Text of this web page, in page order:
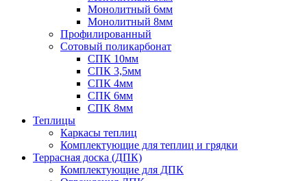
Монолитный 6мм
Монолитный 8мм
Профилированный
Сотовый поликарбонат
СПК 10мм
СПК 3,5мм
СПК 4мм
СПК 6мм
СПК 8мм
Теплицы
Каркасы теплиц
Комплектующие для теплиц и грядки
Террасная доска (ДПК)
Комплектующие для ДПК